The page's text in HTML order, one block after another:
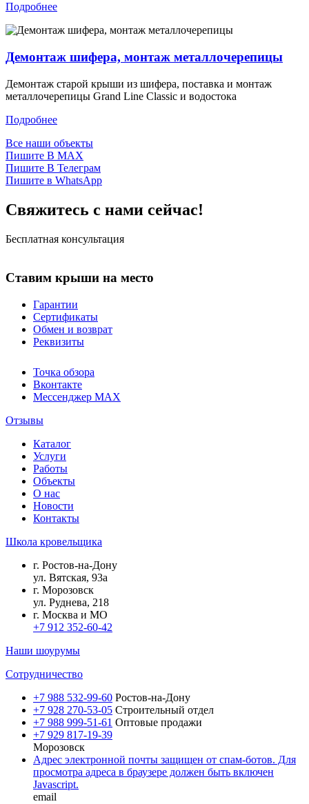
Подробнее
Демонтаж шифера, монтаж металлочерепицы
Демонтаж старой крыши из шифера, поставка и монтаж
металлочерепицы Grand Line Classic и водостока
Подробнее
Все наши объекты
Пишите В MAX
Пишите В Телеграм
Пишите в WhatsApp
Свяжитесь с нами сейчас!
Бесплатная консультация
Ставим крыши на место
Гарантии
Сертификаты
Обмен и возврат
Реквизиты
Точка обзора
Вконтакте
Мессенджер MAX
Отзывы
Каталог
Услуги
Работы
Объекты
О нас
Новости
Контакты
Школа кровельщика
г. Ростов-на-Дону
ул. Вятская, 93а
г. Морозовск
ул. Руднева, 218
г. Москва и МО
+7 912 352-60-42
Наши шоурумы
Сотрудничество
+7 988 532-99-60 Ростов-на-Дону
+7 928 270-53-05 Строительный отдел
+7 988 999-51-61 Оптовые продажи
+7 929 817-19-39
Морозовск
Адрес электронной почты защищен от спам-ботов. Для
просмотра адреса в браузере должен быть включен
Javascript.
email